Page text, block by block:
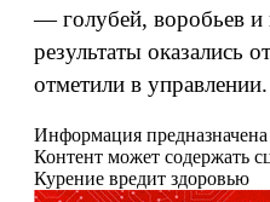
— голубей, воробьев и
результаты оказались
отметили в управлении.
Информация
Контент может содержать
Курение вредит здоровью